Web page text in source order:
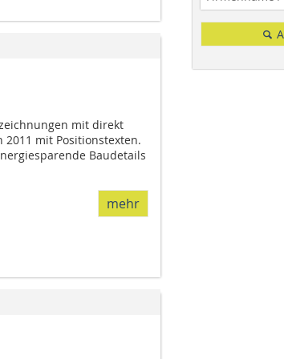
mit direkt
mit Positionstexten.
Baudetails
mehr